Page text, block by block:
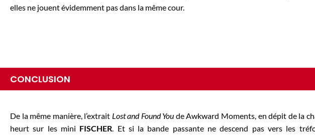
elles ne jouent évidemment pas dans la même cour.
CONCLUSION
De la même manière, l’extrait Lost and Found You de Awkward Moments, en dépit de la
heurt sur les mini FISCHER. Et si la bande passante ne descend pas vers les